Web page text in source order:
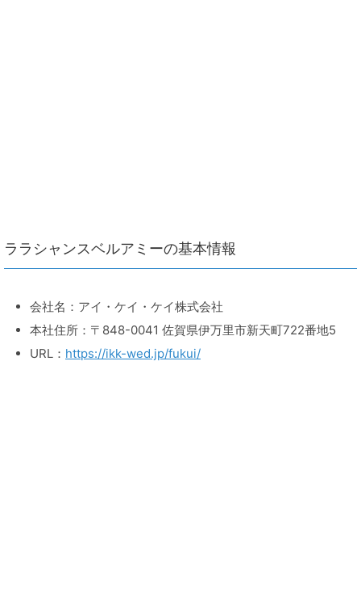
ララシャンスベルアミーの基本情報
会社名：アイ・ケイ・ケイ株式会社
本社住所：〒848-0041 佐賀県伊万里市新天町722番地5
URL： https://ikk-wed.jp/fukui/